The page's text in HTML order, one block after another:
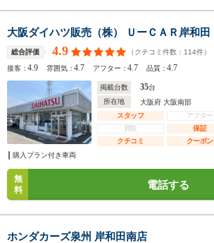
大阪ダイハツ販売（株） ＵーＣＡＲ岸和田
総合評価 4.9 （クチコミ件数： 114件）
接客：4.9 雰囲気：4.7 アフター：4.7 品質：4.7
掲載台数 35台
所在地
大阪府 大阪南部
スタッフ
アフター
買取
保証
クチコミ
クーポン
購入プラン付き車両
無
料
電話する
ホンダカーズ泉州 岸和田南店